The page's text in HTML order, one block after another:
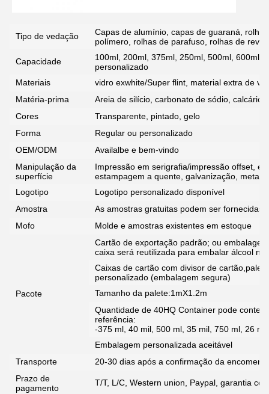
Tipo de vedação
Capas de alumínio, capas de guaraná,
polímero, rolhas de parafuso, rolhas de
Capacidade
100ml, 200ml, 375ml, 250ml, 500ml, 600ml,
personalizado
Materiais
vidro exwhite/Super flint, material extra de
Matéria-prima
Areia de silício, carbonato de sódio,
Cores
Transparente, pintado, gelo
Forma
Regular ou personalizado
OEM/ODM
Availalbe e bem-vindo
Manipulação da
superfície
Impressão em serigrafia/impressão offset,
estampagem a quente, galvanização,
Logotipo
Logotipo personalizado disponível
Amostra
As amostras gratuitas podem ser fornecidas
Mofo
Molde e amostras existentes em estoque
Pacote
Cartão de exportação padrão; ou
caixa será reutilizada para embalar álcool na
Caixas de cartão com divisor de
personalizado (embalagem segura)
Tamanho da palete:1mX1.2m
Quantidade de 40HQ Container pode
referência:
-375 ml, 40 mil, 500 ml, 35 mil, 750 ml, 26
Embalagem personalizada aceitável
Transporte
20-30 dias após a confirmação da
Prazo de
pagamento
T/T, L/C, Western union, Paypal, garantia